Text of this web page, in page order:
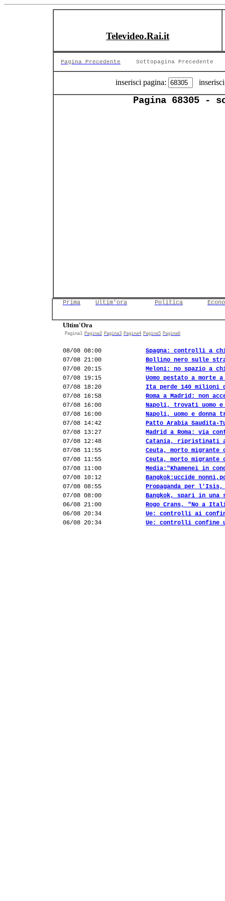
Televideo.Rai.it
Pagina Precedente Sottopagina Precedente
inserisci pagina:
Pagina 68305 -
Prima Ultim'ora Politica
Ultim'Ora
Pagina1 Pagina2 Pagina3 Pagina4 Pagina5 Pagina6
08/08 08:00
Spagna: controlli a
07/08 21:00
Bollino nero sulle
07/08 20:15
Meloni: no spazio a
07/08 19:15
Uomo pestato a morte
07/08 18:20
Ita perde 140 milioni
07/08 16:58
Roma a Madrid: non
07/08 16:00
Napoli, trovati uomo e
07/08 16:00
Napoli, uomo e donna
07/08 14:42
Patto Arabia Saudita-
07/08 13:27
Madrid a Roma: via
07/08 12:48
Catania, ripristinati
07/08 11:55
Ceuta, morto migrante
07/08 11:55
Ceuta, morto migrante
07/08 11:00
Media:"Khamenei in
07/08 10:12
Bangkok:uccide
07/08 08:55
Propaganda per l'Isis,
07/08 08:00
Bangkok, spari in
06/08 21:00
Rogo Crans, "No a
06/08 20:34
Ue: controlli ai
06/08 20:34
Ue: controlli confine